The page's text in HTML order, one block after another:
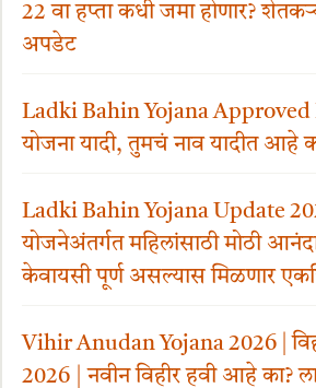
22 वा हप्ता कधी जमा होणार?
अपडेट
Ladki Bahin Yojana Approved
योजना यादी, तुमचं नाव यादीत आहे
Ladki Bahin Yojana Update
योजनेअंतर्गत महिलांसाठी मोठी
केवायसी पूर्ण असल्यास मिळणार
Vihir Anudan Yojana 2026 |
2026 | नवीन विहीर हवी आहे का?